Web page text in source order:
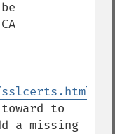
to
a missing